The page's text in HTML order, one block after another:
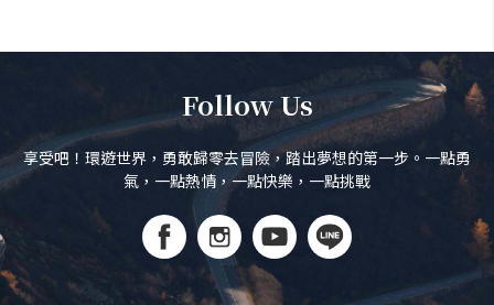
Follow Us
享受吧！環遊世界，勇敢歸零去冒險，踏出夢想的第一步。一點勇
氣，一點熱情，一點快樂，一點挑戰